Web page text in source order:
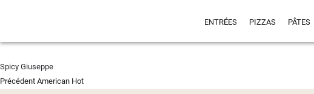
ENTRÉES PIZZAS PÂTES
Spicy Giuseppe
Navigation
Précédent Article
American Hot